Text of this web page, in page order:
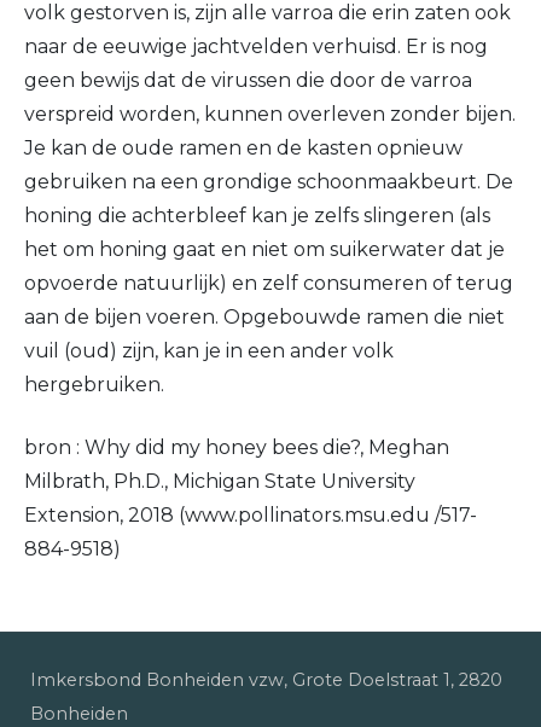
volk gestorven is, zijn alle varroa die erin zaten ook
naar de eeuwige jachtvelden verhuisd. Er is nog
geen bewijs dat de virussen die door de varroa
verspreid worden, kunnen overleven zonder bijen.
Je kan de oude ramen en de kasten opnieuw
gebruiken na een grondige schoonmaakbeurt. De
honing die achterbleef kan je zelfs slingeren (als
het om honing gaat en niet om suikerwater dat je
opvoerde natuurlijk) en zelf consumeren of terug
aan de bijen voeren. Opgebouwde ramen die niet
vuil (oud) zijn, kan je in een ander volk
hergebruiken.
bron : Why did my honey bees die?, Meghan
Milbrath, Ph.D., Michigan State University
Extension, 2018 (www.pollinators.msu.edu /517-
884-9518)
Imkersbond Bonheiden vzw, Grote Doelstraat 1, 2820
Bonheiden